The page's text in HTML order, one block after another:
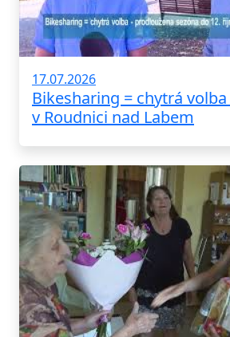
17.07.2026
Bikesharing = chytrá
v Roudnici nad Labem